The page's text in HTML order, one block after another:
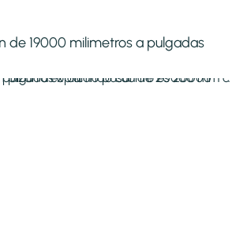
de 19000 milimetros a pulgadas